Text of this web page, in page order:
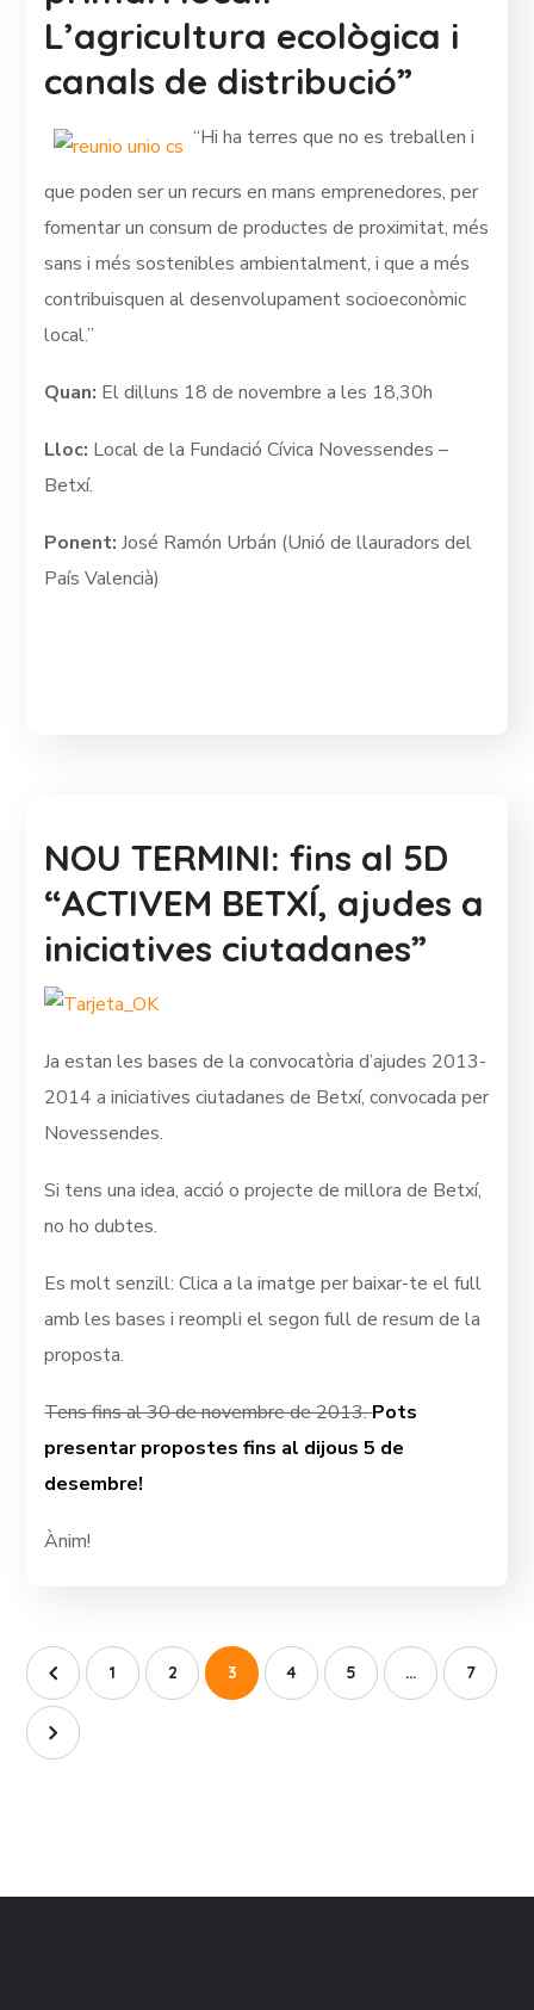
L’agricultura ecològica i
canals de distribució”
“Hi ha terres que no es treballen i
que poden ser un recurs en mans emprenedores, per
fomentar un consum de productes de proximitat, més
sans i més sostenibles ambientalment, i que a més
contribuisquen al desenvolupament socioeconòmic
local.”
Quan: El dilluns 18 de novembre a les 18,30h
Lloc: Local de la Fundació Cívica Novessendes –
Betxí.
Ponent: José Ramón Urbán (Unió de llauradors del
País Valencià)
NOU TERMINI: fins al 5D
“ACTIVEM BETXÍ, ajudes a
iniciatives ciutadanes”
Ja estan les bases de la convocatòria d’ajudes 2013-
2014 a iniciatives ciutadanes de Betxí, convocada per
Novessendes.
Si tens una idea, acció o projecte de millora de Betxí,
no ho dubtes.
Es molt senzill: Clica a la imatge per baixar-te el full
amb les bases i reompli el segon full de resum de la
proposta.
Tens fins al 30 de novembre de 2013.Pots
presentar propostes fins al dijous 5 de
desembre!
Ànim!
1 2 3 4 5 … 7